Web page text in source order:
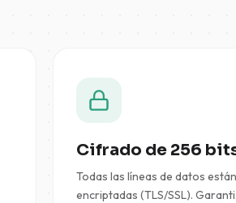
Cifrado de 256
Todas las líneas de datos
encriptadas (TLS/SSL).